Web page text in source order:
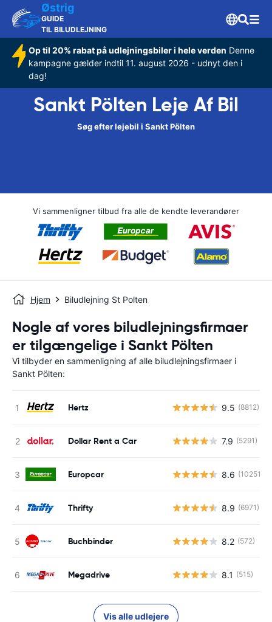
Østrig
GUIDE
TIL BILUDLEJNING
Op til 20% rabat på udlejningsbiler i hele verden Denne
kampagne gælder indtil 11. august 2026 - udnyt den i
dag!
Sankt Pölten Leje Af Bil
Søg efter lejebil i Sankt Pölten
Vi sammenligner tilbud fra alle de kendte leverandører
Hjem Biludlejning St Polten
Nogle af vores biludlejningsfirmaer
er tilgængelige i Sankt Pölten
Vi tilbyder en sammenligning af alle biludlejningsfirmaer i
Sankt Pölten:
Hertz 9.5 (8812)
Dollar Rent a Car 7.9 (5291)
Europcar 8.6 (10251)
Thrifty 8.9 (6971)
Buchbinder 8.2 (572)
Megadrive 8.1 (515)
Vis alle udlejere